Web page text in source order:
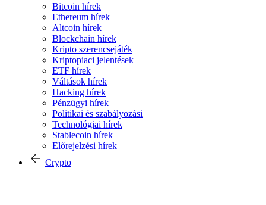
Bitcoin hírek
Ethereum hírek
Altcoin hírek
Blockchain hírek
Kripto szerencsejáték
Kriptopiaci jelentések
ETF hírek
Váltások hírek
Hacking hírek
Pénzügyi hírek
Politikai és szabályozási
Technológiai hírek
Stablecoin hírek
Előrejelzési hírek
Crypto